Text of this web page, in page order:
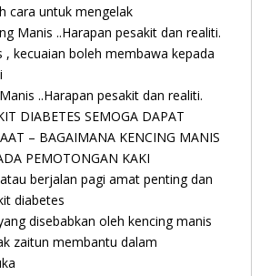
cara untuk mengelak
Manis ..Harapan pesakit dan realiti.
, kecuaian boleh membawa kepada
..Harapan pesakit dan realiti.
DIABETES SEMOGA DAPAT
– BAGAIMANA KENCING MANIS
PEMOTONGAN KAKI
berjalan pagi amat penting dan
diabetes
disebabkan oleh kencing manis
zaitun membantu dalam